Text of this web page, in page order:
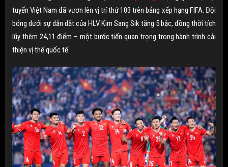
tuyển Việt Nam đã vươn lên vị trí thứ 103 trên bảng xếp hạng FIFA. Đội
bóng dưới sự dẫn dắt của HLV Kim Sang Sik tăng 5 bậc, đồng thời tích
lũy thêm 24,11 điểm – một bước tiến quan trọng trong hành trình cải
thiện vị thế quốc tế.